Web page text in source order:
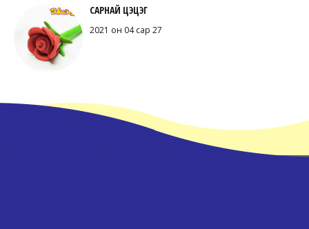
САРНАЙ ЦЭЦЭГ
2021 он 04 сар 27